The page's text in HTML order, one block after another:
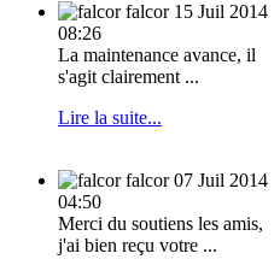
falcor 15 Juil 2014
08:26
La maintenance avance, il
s'agit clairement ...
Lire la suite...
falcor 07 Juil 2014
04:50
Merci du soutiens les amis,
j'ai bien reçu votre ...